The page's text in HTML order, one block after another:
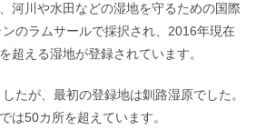
河川や水田などの湿地を守るための国際
のラムサールで採択され、2016年現在
超える湿地が登録されています。
たが、最初の登録地は釧路湿原でした。
は50カ所を超えています。